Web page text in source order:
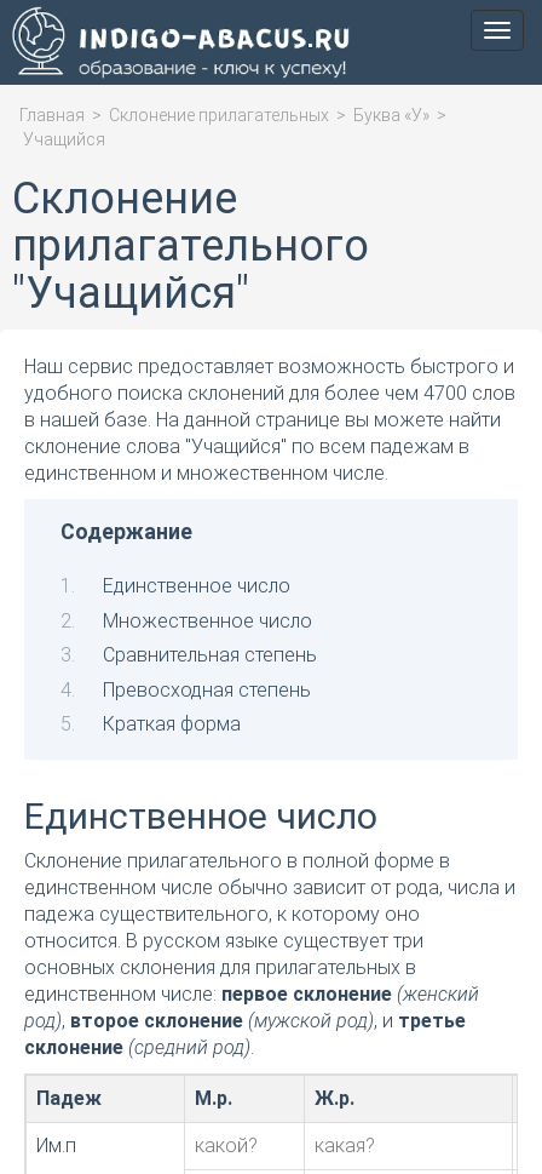
Меню
Главная > Склонение прилагательных > Буква «У» >
Учащийся
Склонение
прилагательного
"Учащийся"
Наш сервис предоставляет возможность быстрого и
удобного поиска склонений для более чем 4700 слов
в нашей базе. На данной странице вы можете найти
склонение слова "Учащийся" по всем падежам в
единственном и множественном числе.
Содержание
Единственное число
Множественное число
Сравнительная степень
Превосходная степень
Краткая форма
Единственное число
Склонение прилагательного в полной форме в
единственном числе обычно зависит от рода, числа и
падежа существительного, к которому оно
относится. В русском языке существует три
основных склонения для прилагательных в
единственном числе: первое склонение (женский
род), второе склонение (мужской род), и третье
склонение (средний род).
Падеж М.р. Ж.р.
Им.п какой? какая?